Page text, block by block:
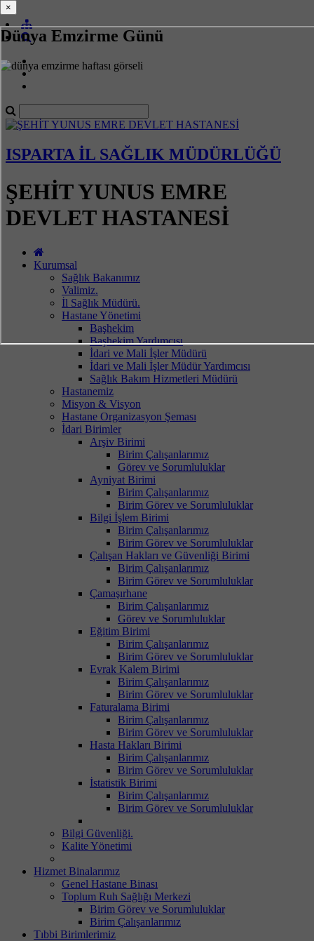
Dünya Emzirme Günü
ISPARTA İL SAĞLIK MÜDÜRLÜĞÜ
ŞEHİT YUNUS EMRE
DEVLET HASTANESİ
Kurumsal
Sağlık Bakanımız
Valimiz.
İl Sağlık Müdürü.
Hastane Yönetimi
Başhekim
Başhekim Yardımcısı
İdari ve Mali İşler Müdürü
İdari ve Mali İşler Müdür Yardımcısı
Sağlık Bakım Hizmetleri Müdürü
Hastanemiz
Misyon & Visyon
Hastane Organizasyon Şeması
İdari Birimler
Arşiv Birimi
Birim Çalışanlarımız
Görev ve Sorumluluklar
Ayniyat Birimi
Birim Çalışanlarımız
Birim Görev ve Sorumluluklar
Bilgi İşlem Birimi
Birim Çalışanlarımız
Birim Görev ve Sorumluluklar
Çalışan Hakları ve Güvenliği Birimi
Birim Çalışanlarımız
Birim Görev ve Sorumluluklar
Çamaşırhane
Birim Çalışanlarımız
Görev ve Sorumluluklar
Eğitim Birimi
Birim Çalışanlarımız
Birim Görev ve Sorumluluklar
Evrak Kalem Birimi
Birim Çalışanlarımız
Birim Görev ve Sorumluluklar
Faturalama Birimi
Birim Çalışanlarımız
Birim Görev ve Sorumluluklar
Hasta Hakları Birimi
Birim Çalışanlarımız
Birim Görev ve Sorumluluklar
İstatistik Birimi
Birim Çalışanlarımız
Birim Görev ve Sorumluluklar
Bilgi Güvenliği.
Kalite Yönetimi
Hizmet Binalarımız
Genel Hastane Binası
Toplum Ruh Sağlığı Merkezi
Birim Görev ve Sorumluluklar
Birim Çalışanlarımız
Tıbbi Birimlerimiz
×